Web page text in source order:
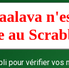
au
pour vérifier vos